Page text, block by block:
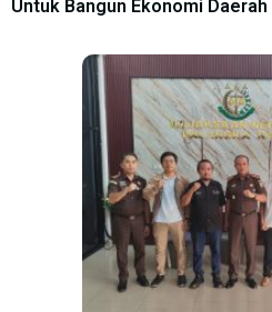
Untuk Bangun Ekonomi Daerah